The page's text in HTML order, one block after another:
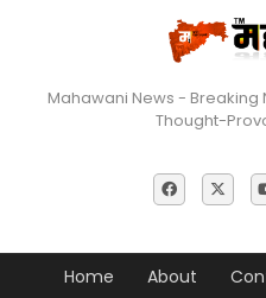
Mahawani News - Breaking
Thought-
Home About